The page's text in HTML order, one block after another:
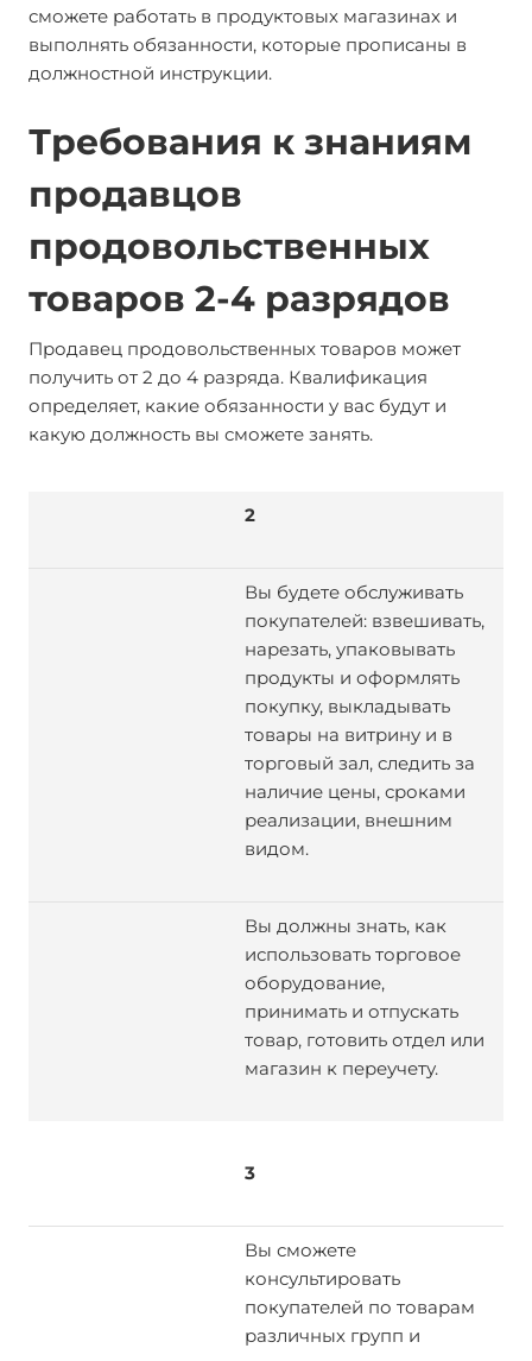
сможете работать в продуктовых магазинах и
выполнять обязанности, которые прописаны в
должностной инструкции.
Требования к знаниям
продавцов
продовольственных
товаров 2-4 разрядов
Продавец продовольственных товаров может
получить от 2 до 4 разряда. Квалификация
определяет, какие обязанности у вас будут и
какую должность вы сможете занять.
2
Вы будете обслуживать
покупателей: взвешивать,
нарезать, упаковывать
продукты и оформлять
покупку, выкладывать
товары на витрину и в
торговый зал, следить за
наличие цены, сроками
реализации, внешним
видом.
Вы должны знать, как
использовать торговое
оборудование,
принимать и отпускать
товар, готовить отдел или
магазин к переучету.
3
Вы сможете
консультировать
покупателей по товарам
различных групп и